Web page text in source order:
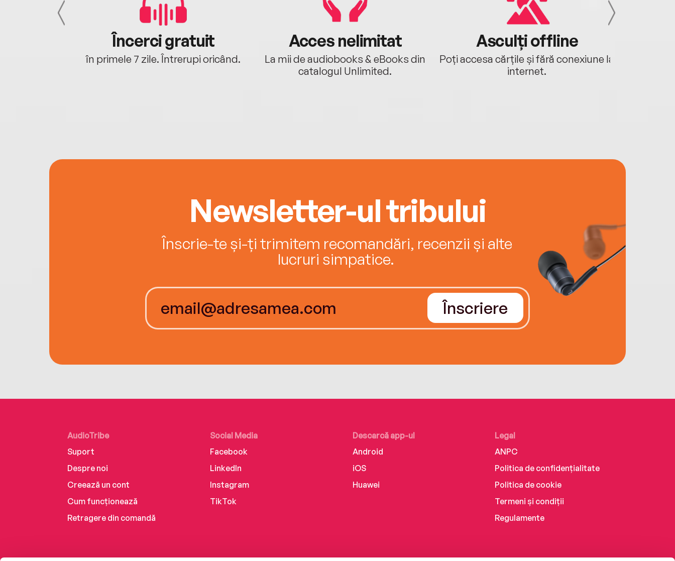
Încerci gratuit
în primele 7 zile. Întrerupi oricând.
Acces nelimitat
La mii de audiobooks & eBooks din
catalogul Unlimited.
Asculți offline
Poți accesa cărțile și fără conexiune la
internet.
Newsletter-ul tribului
Înscrie-te și-ți trimitem recomandări, recenzii și alte
lucruri simpatice.
Înscriere
AudioTribe
Suport
Despre noi
Creează un cont
Cum funcționează
Retragere din comandă
Social Media
Facebook
LinkedIn
Instagram
TikTok
Descarcă app-ul
Android
iOS
Huawei
Legal
ANPC
Politica de confidențialitate
Politica de cookie
Termeni și condiții
Regulamente